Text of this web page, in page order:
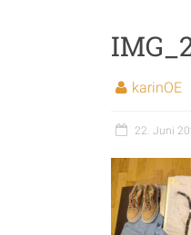
karinOE
22. Juni